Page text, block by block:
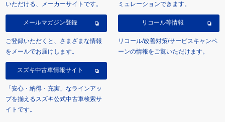
いただける、メーカーサイトです。
ミュレーションできます。
メールマガジン登録
ご登録いただくと、さまざまな情報
をメールでお届けします。
リコール等情報
リコール/改善対策/サービスキャンペ
ーンの情報をご覧いただけます。
スズキ中古車情報サイト
「安心・納得・充実」なラインアッ
プを揃えるスズキ公式中古車検索サ
イトです。